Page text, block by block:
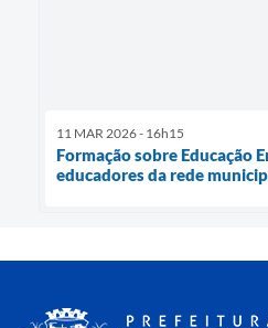
11 MAR 2026 - 16h15
Formação sobre Educação
educadores da rede